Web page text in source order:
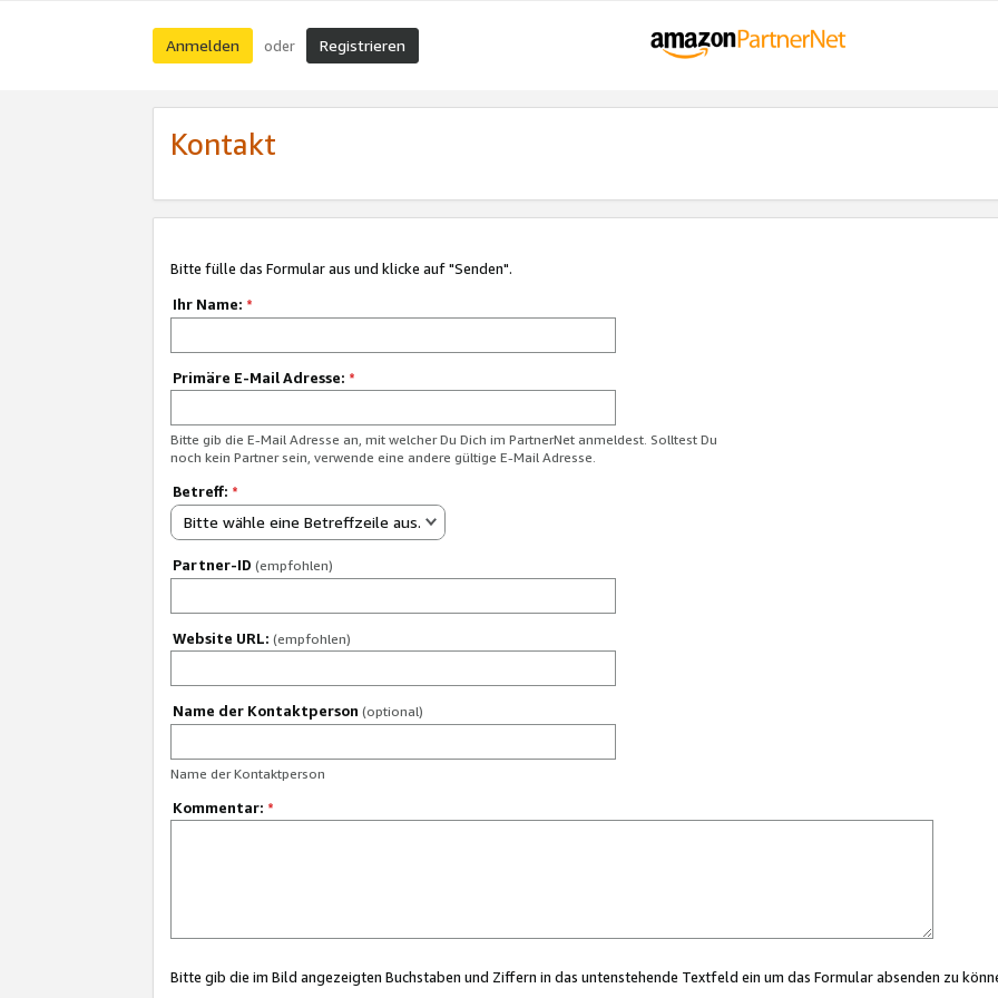
Anmelden oder Registrieren
Kontakt
Bitte fülle das Formular aus und klicke auf "Senden".
Ihr Name: *
Primäre E-Mail Adresse: *
Bitte gib die E-Mail Adresse an, mit welcher Du Dich im PartnerNet anmeldest. Solltest Du
noch kein Partner sein, verwende eine andere gültige E-Mail Adresse.
Betreff: *
Bitte wähle eine Betreffzeile aus.
Partner-ID (empfohlen)
Website URL: (empfohlen)
Name der Kontaktperson (optional)
Name der Kontaktperson
Kommentar: *
Bitte gib die im Bild angezeigten Buchstaben und Ziffern in das untenstehende Textfeld ein um das Formular absenden zu